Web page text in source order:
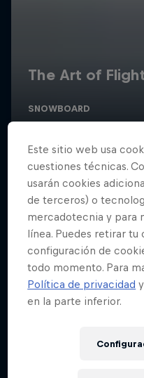
Este sitio web usa
cuestiones técnicas.
usarán cookies
de terceros) o
mercadotecnia y para
línea. Puedes retirar
configuración de
todo momento. Para
Política de privacidad
en la parte inferior.